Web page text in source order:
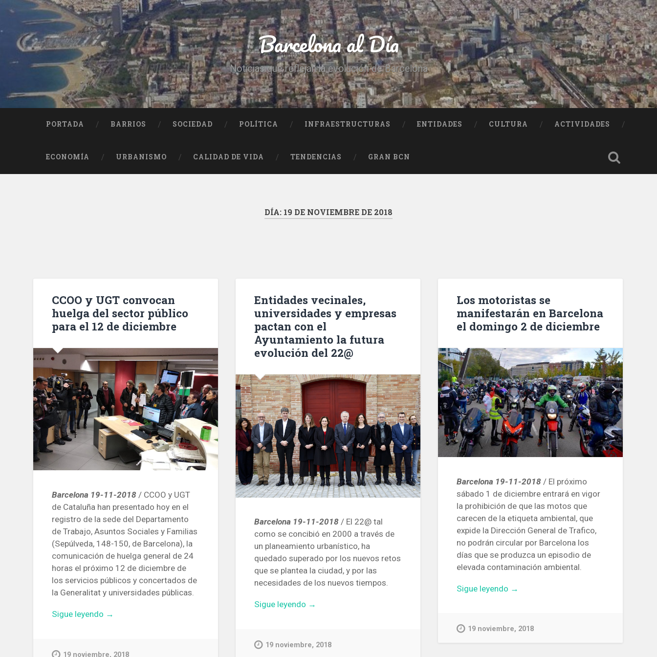
contenido
Buscar
Barcelona al Día
Noticias que reflejan la evolución de Barcelona
PORTADA BARRIOS SOCIEDAD POLÍTICA INFRAESTRUCTURAS ENTIDADES CULTURA ACTIVIDADES
ECONOMÍA URBANISMO CALIDAD DE VIDA TENDENCIAS GRAN BCN
DÍA: 19 DE NOVIEMBRE DE 2018
CCOO y UGT convocan
huelga del sector público
para el 12 de diciembre
Barcelona 19-11-2018 / CCOO y UGT
de Cataluña han presentado hoy en el
registro de la sede del Departamento
de Trabajo, Asuntos Sociales y Familias
(Sepúlveda, 148-150, de Barcelona), ​​la
comunicación de huelga general de 24
horas el próximo 12 de diciembre de
los servicios públicos y concertados de
la Generalitat y universidades públicas.
Sigue leyendo «CCOO
convocan
→
19 noviembre, 2018
Entidades vecinales,
universidades y empresas
pactan con el
Ayuntamiento la futura
evolución del 22@
Barcelona 19-11-2018 / El 22@ tal
como se concibió en 2000 a través de
un planeamiento urbanístico, ha
quedado superado por los nuevos retos
que se plantea la ciudad, y por las
necesidades de los nuevos tiempos.
Sigue leyendo «Entidades
→
19 noviembre, 2018
Los motoristas se
manifestarán en Barcelona
el domingo 2 de diciembre
Barcelona 19-11-2018 / El próximo
sábado 1 de diciembre entrará en vigor
la prohibición de que las motos que
carecen de la etiqueta ambiental, que
expide la Dirección General de Trafico,
no podrán circular por Barcelona los
días que se produzca un episodio de
elevada contaminación ambiental.
Sigue leyendo «Los
manifestarán
→
19 noviembre, 2018